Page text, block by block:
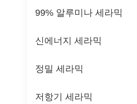
99% 알루미나 세라믹
신에너지 세라믹
정밀 세라믹
저항기 세라믹